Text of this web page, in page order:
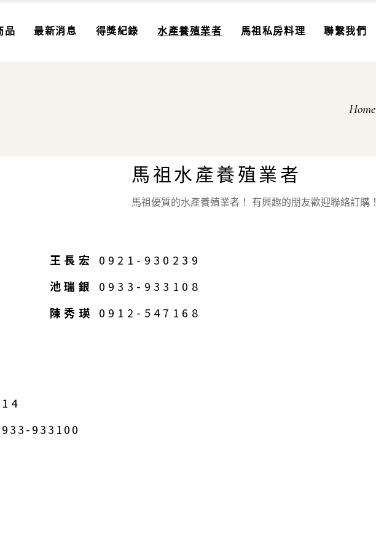
品 最新消息 得獎紀錄 水產養殖業者 馬祖私房料理 聯繫我們
Home
馬祖水產養殖業者
馬祖優質的水產養殖業者！ 有興趣的朋友歡迎聯絡訂購！
王長宏 0921-930239
池瑞銀 0933-933108
陳秀瑛 0912-547168
933100